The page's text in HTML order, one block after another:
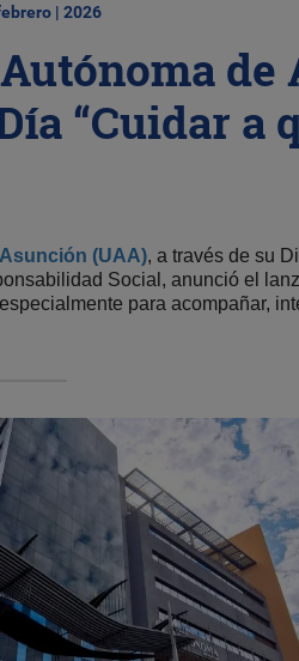
| 2026
de
“Cuidar a
(UAA), a través de su
Social, anunció el
para acompañar,